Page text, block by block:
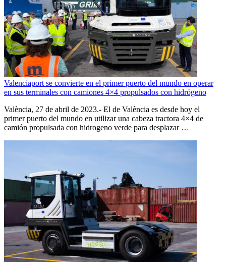
Valenciaport se convierte en el primer puerto del mundo en operar
en sus terminales con camiones 4×4 propulsados con hidrógeno
València, 27 de abril de 2023.- El de València es desde hoy el
primer puerto del mundo en utilizar una cabeza tractora 4×4 de
camión propulsada con hidrogeno verde para desplazar …